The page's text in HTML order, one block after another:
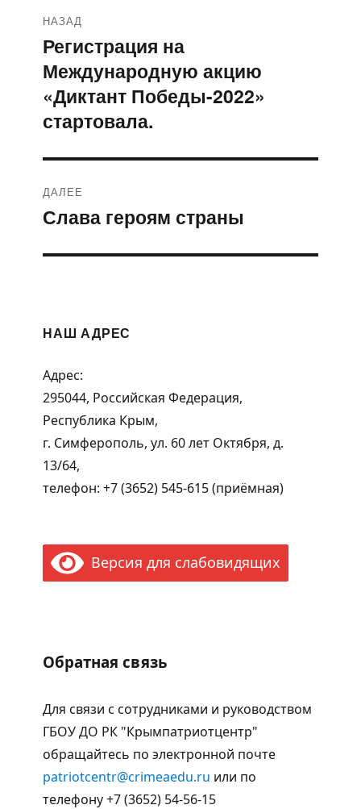
по
записям
НАЗАД
Предыдущая
запись:
Регистрация на
Международную акцию
«Диктант Победы-2022»
стартовала.
ДАЛЕЕ
Следующая
Слава героям страны
НАШ АДРЕС
Адрес:
295044, Российская Федерация,
Республика Крым,
г. Симферополь, ул. 60 лет Октября, д.
13/64,
телефон: +7 (3652) 545-615 (приёмная)
Версия для слабовидящих
Обратная связь
Для связи с сотрудниками и руководством
ГБОУ ДО РК "Крымпатриотцентр"
обращайтесь по электронной почте
patriotcentr@crimeaedu.ru или по
телефону +7 (3652) 54-56-15